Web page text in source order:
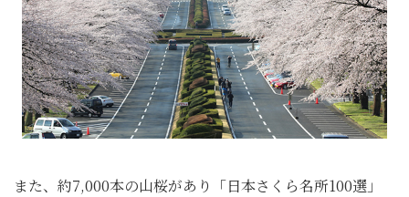
また、約7,000本の山桜があり「日本さくら名所100選」